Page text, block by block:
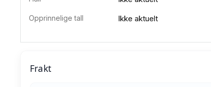
Opprinnelige tall Ikke aktuelt
Frakt